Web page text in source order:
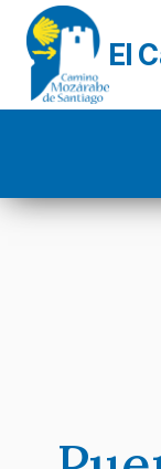
Saltar
contenido
El